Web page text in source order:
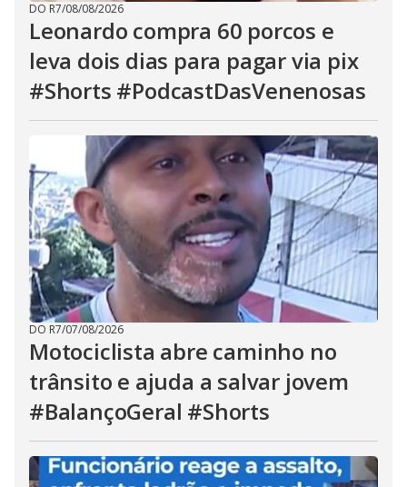
DO R7/08/08/2026
Leonardo compra 60 porcos e
leva dois dias para pagar via pix
#Shorts #PodcastDasVenenosas
DO R7/07/08/2026
Motociclista abre caminho no
trânsito e ajuda a salvar jovem
#BalançoGeral #Shorts